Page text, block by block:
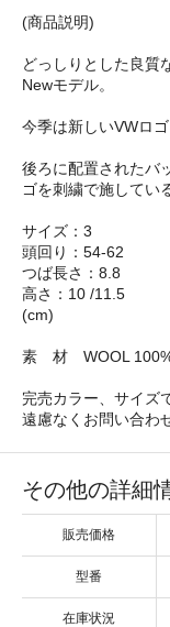
(商品説明)
どっしりとした良質
Newモデル。
今季は新しいVWロ
後ろに配置されたバ
ゴを刺繍で施してい
サイズ：3
頭回り：54-62
つば長さ：8.8
高さ：10 /11.5
(cm)
素 材 WOOL
完売カラー、サイズ
遠慮なくお問い合わ
その他の詳細
販売価格
型番
在庫状況